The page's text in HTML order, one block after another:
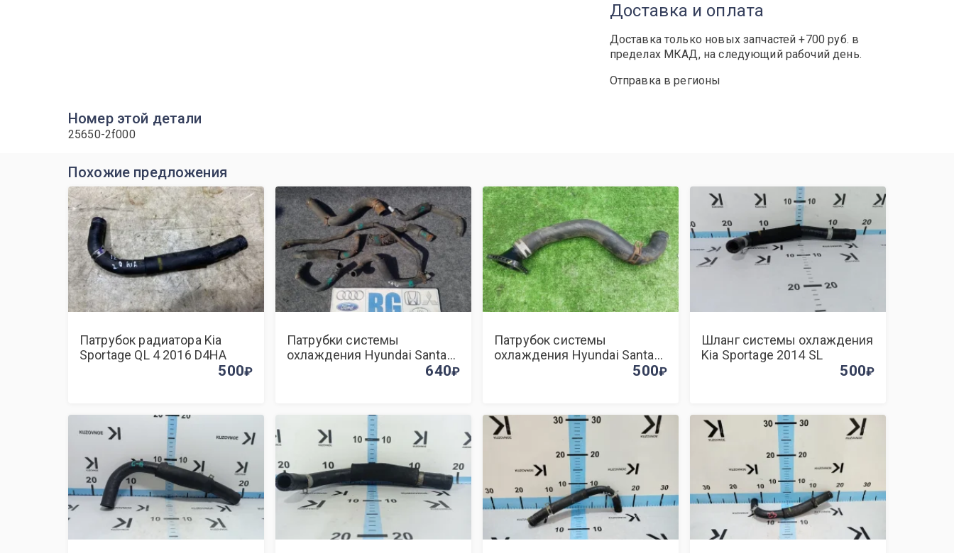
Доставка и оплата
Доставка только новых запчастей +700 руб. в
пределах МКАД, на следующий рабочий день.
Отправка в регионы
Номер этой детали
25650-2f000
Похожие предложения
Патрубок радиатора Kia
Sportage QL 4 2016 D4HA
500
Патрубки системы
охлаждения Hyundai Santa
640
Патрубок системы
охлаждения Hyundai Santa
500
Шланг системы охлаждения
Kia Sportage 2014 SL
500